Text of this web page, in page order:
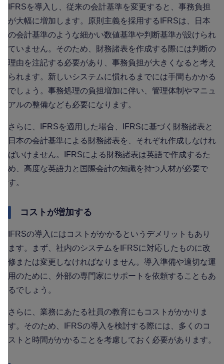
IFRSを導入し、従来の会計基準を変更すると、事務負担
が大幅に増加します。原則主義を採用するIFRSは、日本
の会計基準のような細かい数値基準や判断基準が設けられ
ていません。そのため、財務諸表を作成する際には判断の
理由を注記する必要があり、事務負担が大きくなると考え
られます。新しいシステムに慣れるまでには手間もかかる
でしょう。事務処理の負担増加に伴い、管理体制やマニュ
アルの整備なども必要になります。
さらに、IFRSを適用した場合、IFRSに基づく財務諸表と
日本の会計基準による財務諸表を、それぞれ作成しなけれ
ばいけません。IFRSによる財務諸表は英語で作成するた
め、高度な英語力と国際会計の知識を持つ人材が必要で
す。
コストが増加する
IFRSの導入にはコストがかかるというデメリットもあり
ます。まず、社内のシステムをIFRSに対応したものに改
修または変更しなければなりません。導入準備や適切な運
用のために、外部の専門家にサポートを依頼することもあ
るでしょう。
さらに、業務にあたる社員の教育にもコストがかかりま
す。そのため、IFRSの導入を検討する際には、多くのコ
ストと時間がかかることを考慮しておく必要があります。